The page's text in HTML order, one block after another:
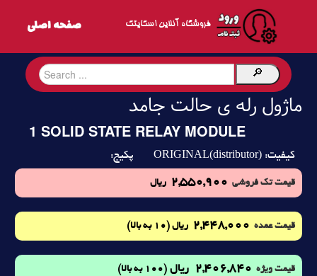
فروشگاه آنلاین اسکایتک
ماژول رله ی حالت جامد
1 SOLID STATE RELAY MODULE
کیفیت: ORIGINAL(distributor) پکیج:
قیمت تک فروشی 2,550,900 ریال
قیمت عمده 2,448,000 ریال (10 به بالا)
قیمت ویژه 2,406,840 ریال (100 به بالا)